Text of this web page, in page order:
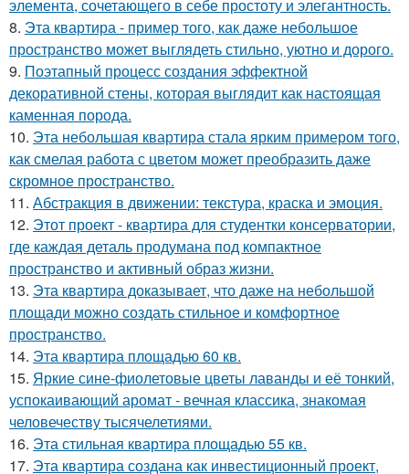
элемента, сочетающего в себе простоту и элегантность.
8. Эта квартира - пример того, как даже небольшое
пространство может выглядеть стильно, уютно и дорого.
9. Поэтапный процесс создания эффектной
декоративной стены, которая выглядит как настоящая
каменная порода.
10. Эта небольшая квартира стала ярким примером того,
как смелая работа с цветом может преобразить даже
скромное пространство.
11. Абстракция в движении: текстура, краска и эмоция.
12. Этот проект - квартира для студентки консерватории,
где каждая деталь продумана под компактное
пространство и активный образ жизни.
13. Эта квартира доказывает, что даже на небольшой
площади можно создать стильное и комфортное
пространство.
14. Эта квартира площадью 60 кв.
15. Яркие сине-фиолетовые цветы лаванды и её тонкий,
успокаивающий аромат - вечная классика, знакомая
человечеству тысячелетиями.
16. Эта стильная квартира площадью 55 кв.
17. Эта квартира создана как инвестиционный проект,